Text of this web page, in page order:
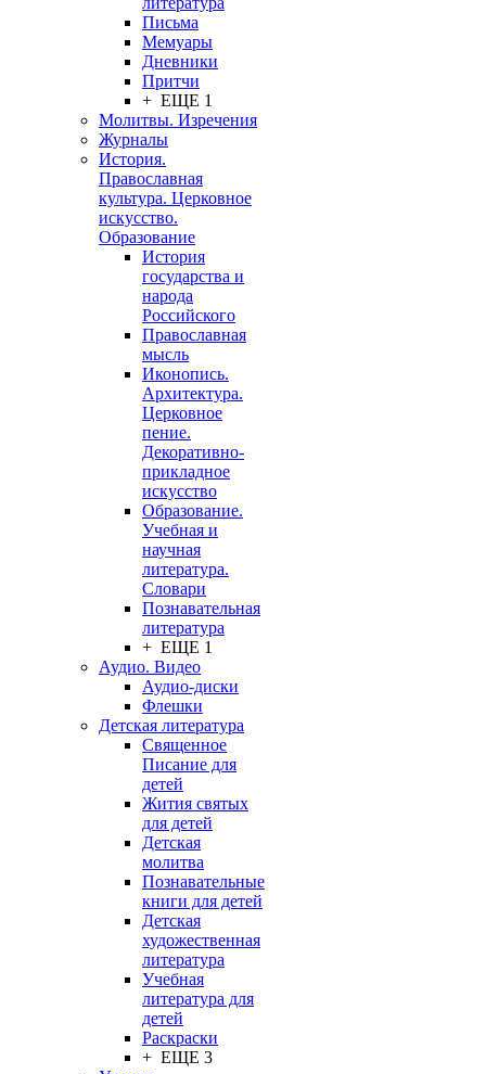
Письма
Мемуары
Дневники
Притчи
+ ЕЩЕ 1
Молитвы. Изречения
Журналы
История.
Православная
культура. Церковное
искусство.
Образование
История
государства и
народа
Российского
Православная
мысль
Иконопись.
Архитектура.
Церковное
пение.
Декоративно-
прикладное
искусство
Образование.
Учебная и
научная
литература.
Словари
Познавательная
литература
+ ЕЩЕ 1
Аудио. Видео
Аудио-диски
Флешки
Детская литература
Священное
Писание для
детей
Жития святых
для детей
Детская
молитва
Познавательные
книги для детей
Детская
художественная
литература
Учебная
литература для
детей
Раскраски
+ ЕЩЕ 3